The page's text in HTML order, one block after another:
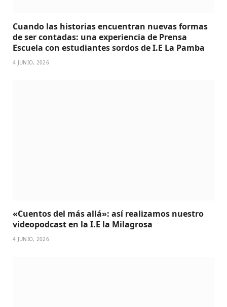
Cuando las historias encuentran nuevas formas
de ser contadas: una experiencia de Prensa
Escuela con estudiantes sordos de I.E La Pamba
4 JUNIO, 2026
«Cuentos del más allá»: así realizamos nuestro
videopodcast en la I.E la Milagrosa
4 JUNIO, 2026